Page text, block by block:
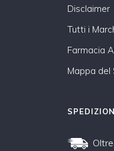
Disclaimer
Tutti i
Farmacia
Mappa del